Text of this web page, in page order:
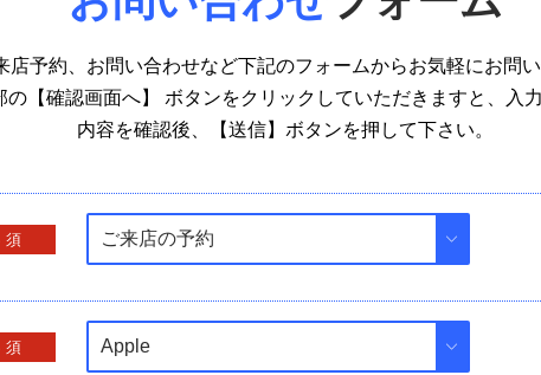
店予約、お問い合わせなど下記のフォームからお気軽にお問い
【確認画面へ】 ボタンをクリックしていただきますと、入
内容を確認後、【送信】ボタンを押して下さい。
須
須